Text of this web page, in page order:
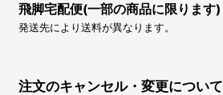
飛脚宅配便(一部の商品に限ります)
発送先により送料が異なります。
注文のキャンセル・変更について